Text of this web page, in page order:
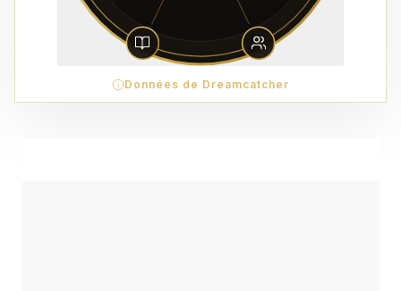
Données de Dreamcatcher